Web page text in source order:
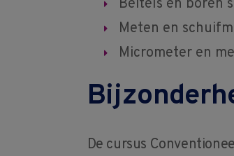
Beitels en boren
Meten en
Micrometer en
De cursus